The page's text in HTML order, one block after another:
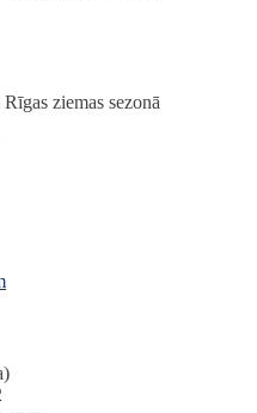
ziemas sezonā